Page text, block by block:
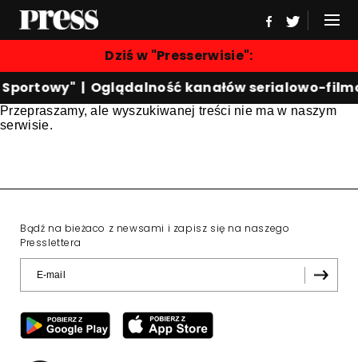
Dziś w "Presserwisie":
|Oglądalność kanałów serialowo-
Przepraszamy, ale wyszukiwanej treści nie ma w naszym
serwisie.
Bądź na bieżaco z newsami i zapisz się na naszego
Presslettera